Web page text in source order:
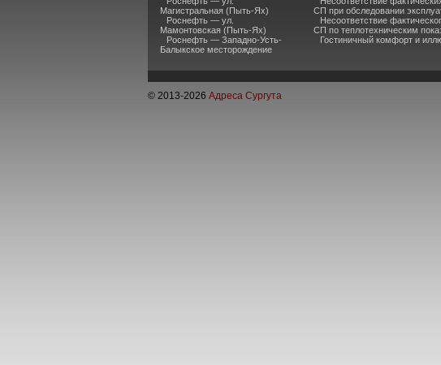
Магистральная (Пыть-Ях)
Роснефть — ул.
Мамонтовская (Пыть-Ях)
Роснефть — Западно-Усть-
Балыкское месторождение
СП при обследовании
Несоответствие
СП по теплотехническим
Гостиничный комфорт и
© 2013-2026 Адреса Сургута